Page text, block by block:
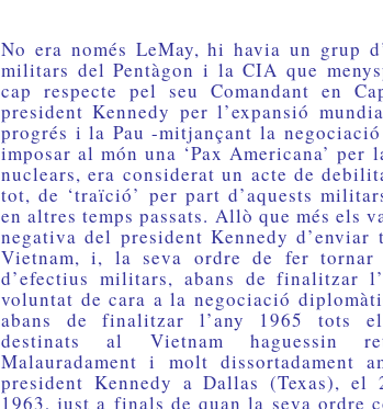
No era només LeMay, hi havia un grup
militars del Pentàgon i la CIA que
cap respecte pel seu Comandant en
president Kennedy per l’expansió
progrés i la Pau -mitjançant la
imposar al món una ‘Pax Americana’ per
nuclears, era considerat un acte de
tot, de ‘traïció’ per part d’aquests
en altres temps passats. Allò que més els
negativa del president Kennedy d’enviar
Vietnam, i, la seva ordre de fer
d’efectius militars, abans de finalitzar
voluntat de cara a la negociació
abans de finalitzar l’any 1965 tots
destinats al Vietnam haguessin
Malauradament i molt dissortadament
president Kennedy a Dallas (Texas), el
1963, just a finals de quan la seva ordre